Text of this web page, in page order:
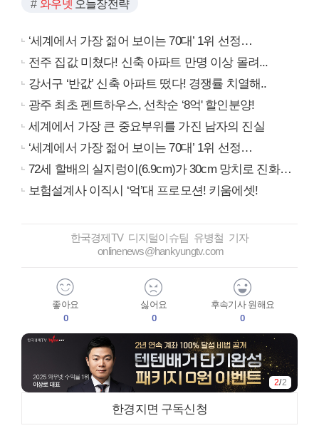
와우넷 오늘장전략
‘세계에서 가장 젊어 보이는 70대’ 1위 선정…
전주 집값 미쳤다! 신축 아파트 만명 이상 몰려...
강서구 ‘반값’ 신축 아파트 떴다! 경쟁률 치열해..
광주 최초 펜트하우스, 선착순 ‘8억' 할인분양!
세계에서 가장 큰 중요부위를 가진 남자의 진실
‘세계에서 가장 젊어 보이는 70대’ 1위 선정…
72세 할배의 실지렁이(6.9cm)가 30cm 망치로 진화…
보험설계사 이직시 ‘억’대 프로모션! 키움에셋!
한국경제TV 디지털이슈팀 유병철 기자
onlinenews@hankyungtv.com
좋아요
0
싫어요
0
후속기사 원해요
0
2/2
한경지면 구독신청